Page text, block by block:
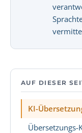
AUF DIESER
KI-
Übersetzungs-